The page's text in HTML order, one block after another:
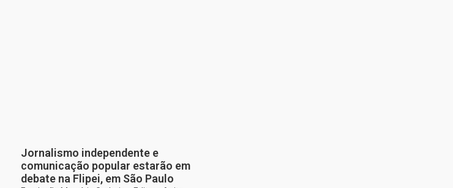
Jornalismo independente e
comunicação popular estarão em
debate na Flipei, em São Paulo